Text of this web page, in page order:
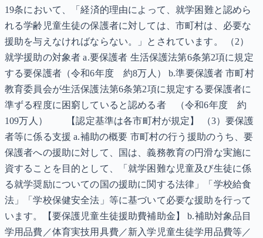
19条において、「経済的理由によって、就学困難と認めら
れる学齢児童生徒の保護者に対しては、市町村は、必要な
援助を与えなければならない。」とされています。 （2）
就学援助の対象者 a.要保護者 生活保護法第6条第2項に規定
する要保護者（令和6年度 約8万人） b.準要保護者 市町村
教育委員会が生活保護法第6条第2項に規定する要保護者に
準ずる程度に困窮していると認める者 （令和6年度 約
109万人） 【認定基準は各市町村が規定】 （3）要保護
者等に係る支援 a.補助の概要 市町村の行う援助のうち、要
保護者への援助に対して、国は、義務教育の円滑な実施に
資することを目的として、「就学困難な児童及び生徒に係
る就学奨励についての国の援助に関する法律」「学校給食
法」「学校保健安全法」等に基づいて必要な援助を行って
います。【要保護児童生徒援助費補助金】 b.補助対象品目
学用品費／体育実技用具費／新入学児童生徒学用品費等／